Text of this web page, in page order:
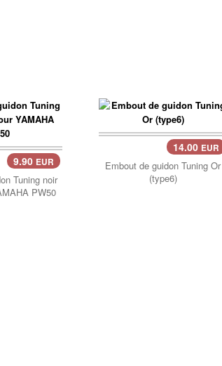
9.90 EUR
Tuning noir
PW50
14.00 EUR
Embout de guidon Tuning Or
(type6)